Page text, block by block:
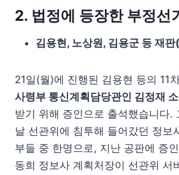
2. 법정에 등장한 부정선
김용현, 노상원, 김용군 등 재
21일(월)에 진행된 김용현 등의 11
사령부 통신계획담당관인 김정재
받기 위해 증인으로 출석했습니다.
날 선관위에 침투해 들어갔던 정보
부들 중 한명으로, 지난 공판에 증
동희 정보사 계획처장이 선관위 서